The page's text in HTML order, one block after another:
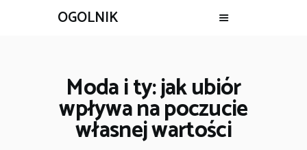
OGOLNIK
Moda i ty: jak ubiór
wpływa na poczucie
własnej wartości